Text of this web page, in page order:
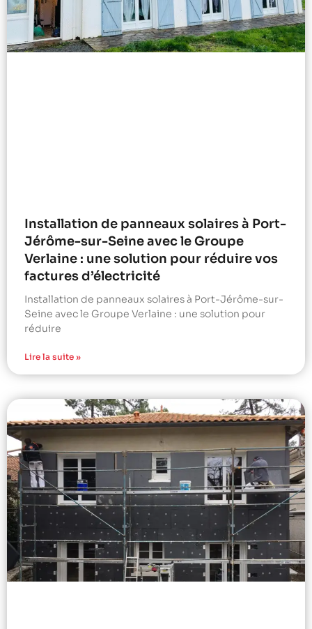
Installation de panneaux solaires à Port-
Jérôme-sur-Seine avec le Groupe
Verlaine : une solution pour réduire vos
factures d’électricité
Installation de panneaux solaires à Port-Jérôme-sur-
Seine avec le Groupe Verlaine : une solution pour
réduire
Lire la suite »